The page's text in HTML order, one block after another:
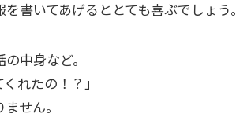
書いてあげるととても喜ぶでしょう。
中身など。
れたの！？」
せん。